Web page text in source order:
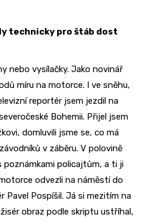
technicky pro štáb dost
nebo vysílačky. Jako novinář
míru na motorce. I ve sněhu,
reportér jsem jezdil na
Bohemii. Přijel jsem
domluvili jsme se, co má
v záběru. V polovině
poznámkami policajtům, a ti ji
odvezli na náměstí do
Pavel Pospíšil. Já si mezitím na
obraz podle skriptu ustříhal,